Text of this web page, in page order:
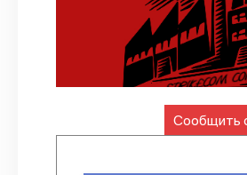
Трудовые
Отчеты
Предложить
API
Сообщить